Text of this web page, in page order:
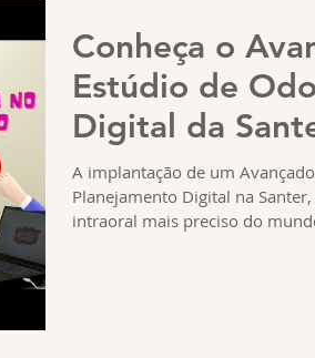
Conheça o
Estúdio de
Digital da
Tecnologia e
A implantação de um
Planejamento Digital na
intraoral mais preciso do